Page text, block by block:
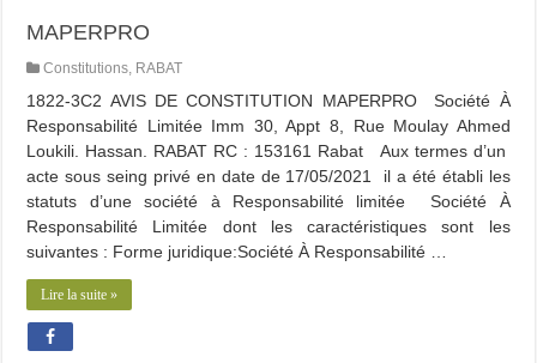
MAPERPRO
Constitutions, RABAT
1822-3C2 AVIS DE CONSTITUTION MAPERPRO Société À
Responsabilité Limitée Imm 30, Appt 8, Rue Moulay Ahmed
Loukili. Hassan. RABAT RC : 153161 Rabat Aux termes d’un
acte sous seing privé en date de 17/05/2021 il a été établi les
statuts d’une société à Responsabilité limitée Société À
Responsabilité Limitée dont les caractéristiques sont les
suivantes : Forme juridique:Société À Responsabilité …
Lire la suite »